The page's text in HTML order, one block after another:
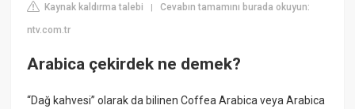
Kaynak kaldırma talebi |Cevabın tamamını burada okuyun:
ntv.com.tr
Arabica çekirdek ne demek?
“Dağ kahvesi” olarak da bilinen Coffea Arabica veya Arabica